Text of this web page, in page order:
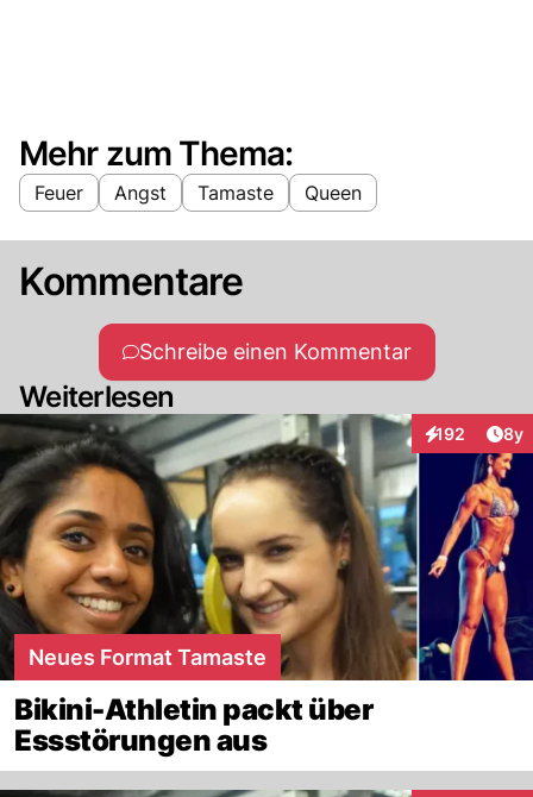
Mehr zum Thema:
Feuer Angst Tamaste Queen
Kommentare
Schreibe einen Kommentar
Weiterlesen
192
Interaktionen
8y
Neues Format Tamaste
Bikini-Athletin packt über
Essstörungen aus